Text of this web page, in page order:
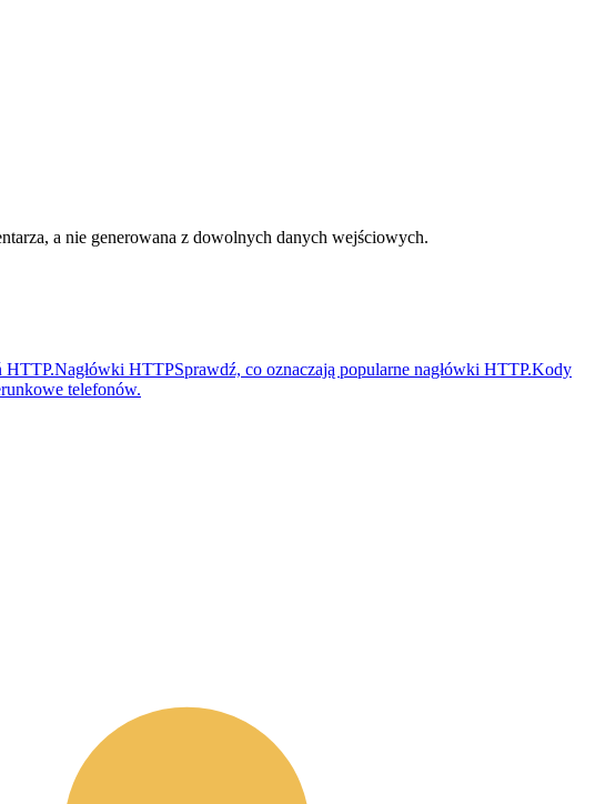
a nie generowana z dowolnych danych wejściowych.
HTTP.Nagłówki HTTPSprawdź, co oznaczają popularne nagłówki HTTP.Kody
telefonów.